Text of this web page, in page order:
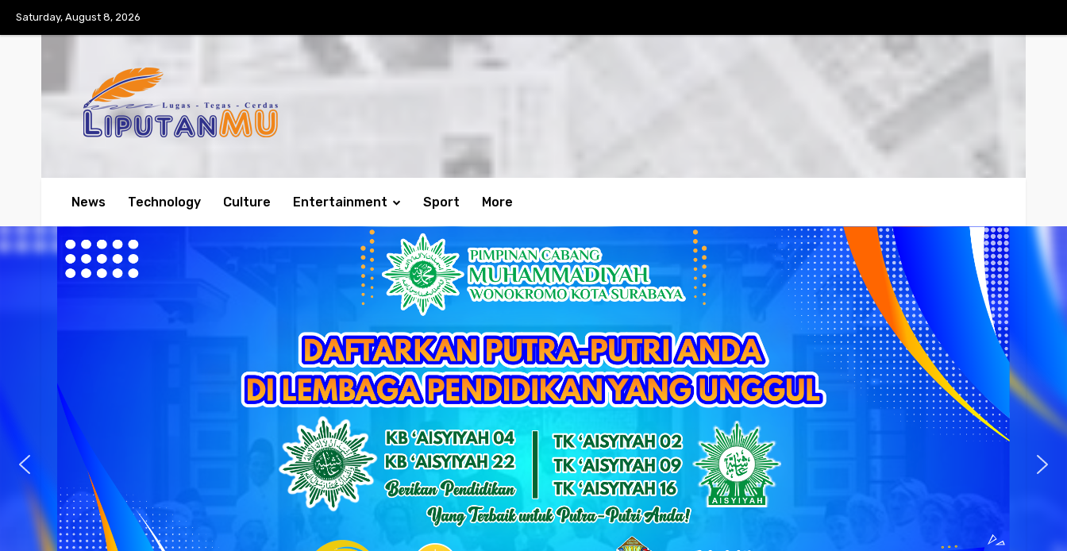
Saturday, August 8, 2026
News Technology Culture Entertainment Sport More